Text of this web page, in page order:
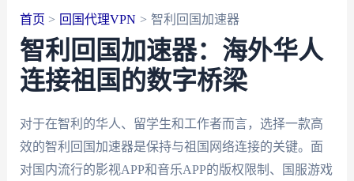
首页 回国代理VPN 智利回国加速器
智利回国加速器：海外华人
连接祖国的数字桥梁
对于在智利的华人、留学生和工作者而言，选择一款高
效的智利回国加速器是保持与祖国网络连接的关键。面
对国内流行的影视APP和音乐APP的版权限制、国服游戏